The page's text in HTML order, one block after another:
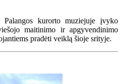
kurorto muziejuje įvyko
maitinimo ir apgyvendinimo
pradėti veiklą šioje srityje.